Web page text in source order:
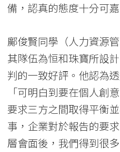
備，認真的態度十分可嘉
鄺俊賢同學（人力資源
其隊伍為恒和珠寶所設
判的一致好評。他認為
「可明白到要在個人創
要求三方之間取得平衡
事，企業對於報告的要
層會面後，我們得到很